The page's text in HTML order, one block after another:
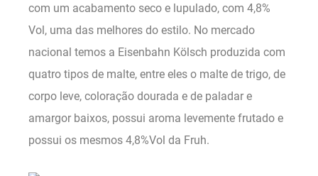
com um acabamento seco e lupulado, com 4,8%
Vol, uma das melhores do estilo. No mercado
nacional temos a Eisenbahn Kölsch produzida com
quatro tipos de malte, entre eles o malte de trigo, de
corpo leve, coloração dourada e de paladar e
amargor baixos, possui aroma levemente frutado e
possui os mesmos 4,8%Vol da Fruh.